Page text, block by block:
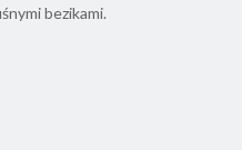
bezikami.